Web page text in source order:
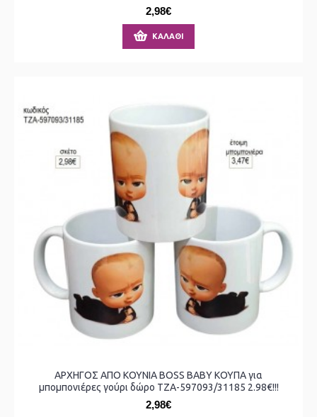
2,98€
ΚΑΛΆΘΙ
ΑΡΧΗΓΟΣ ΑΠΟ ΚΟΥΝΙΑ BOSS BABY ΚΟΥΠΑ για
μπομπονιέρες γούρι δώρο ΤΖΑ-597093/31185 2.98€!!!
2,98€